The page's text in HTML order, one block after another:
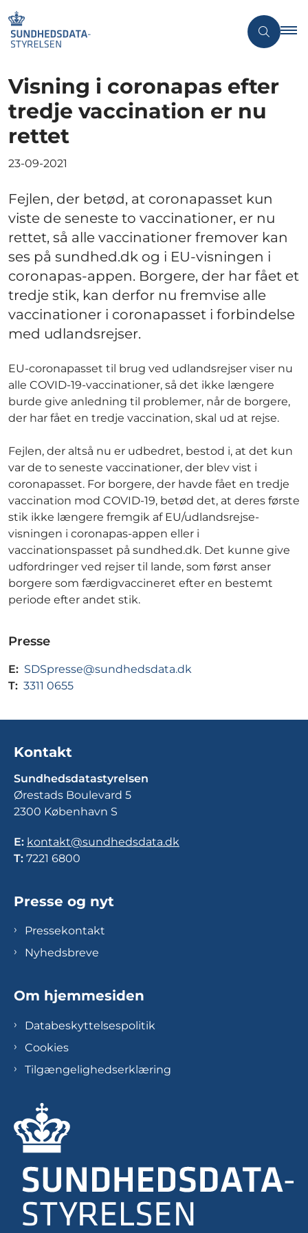
Visning i coronapas efter
tredje vaccination er nu
rettet
23-09-2021
Fejlen, der betød, at coronapasset kun
viste de seneste to vaccinationer, er nu
rettet, så alle vaccinationer fremover kan
ses på sundhed.dk og i EU-visningen i
coronapas-appen. Borgere, der har fået et
tredje stik, kan derfor nu fremvise alle
vaccinationer i coronapasset i forbindelse
med udlandsrejser.
EU-coronapasset til brug ved udlandsrejser viser nu
alle COVID-19-vaccinationer, så det ikke længere
burde give anledning til problemer, når de borgere,
der har fået en tredje vaccination, skal ud at rejse.
Fejlen, der altså nu er udbedret, bestod i, at det kun
var de to seneste vaccinationer, der blev vist i
coronapasset. For borgere, der havde fået en tredje
vaccination mod COVID-19, betød det, at deres første
stik ikke længere fremgik af EU/udlandsrejse-
visningen i coronapas-appen eller i
vaccinationspasset på sundhed.dk. Det kunne give
udfordringer ved rejser til lande, som først anser
borgere som færdigvaccineret efter en bestemt
periode efter andet stik.
Presse
E: SDSpresse@sundhedsdata.dk
T: 3311 0655
Kontakt
Sundhedsdatastyrelsen
Ørestads Boulevard 5
2300 København S
E: kontakt@sundhedsdata.dk
T: 7221 6800
Presse og nyt
Pressekontakt
Nyhedsbreve
Om hjemmesiden
Databeskyttelsespolitik
Cookies
Tilgængelighedserklæring